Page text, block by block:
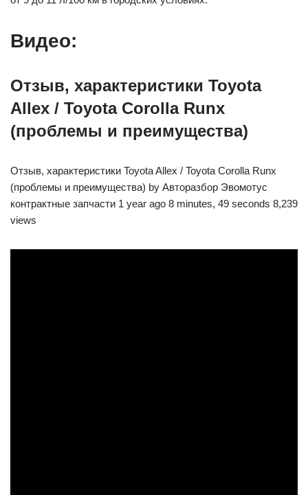
Видео:
Отзыв, характеристики Toyota
Allex / Toyota Corolla Runx
(проблемы и преимущества)
Отзыв, характеристики Toyota Allex / Toyota Corolla Runx
(проблемы и преимущества) by Авторазбор Эвомотус
контрактные запчасти 1 year ago 8 minutes, 49 seconds 8,239
views